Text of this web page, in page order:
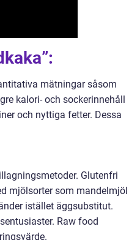
mätningar såsom
kalori- och sockerinnehåll
och nyttiga fetter. Dessa
Glutenfri
mjölsorter som mandelmjöl
istället äggsubstitut.
Raw food